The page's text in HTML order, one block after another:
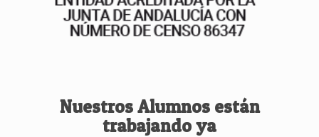
Nuestros Alumnos están
trabajando ya